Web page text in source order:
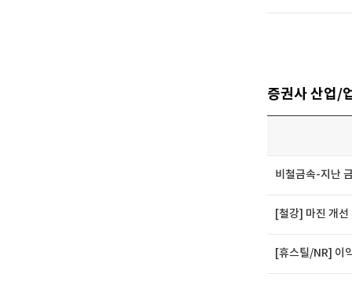
증권사 산업/
비철금속-지난
[철강] 마진 개
[휴스틸/NR] 이